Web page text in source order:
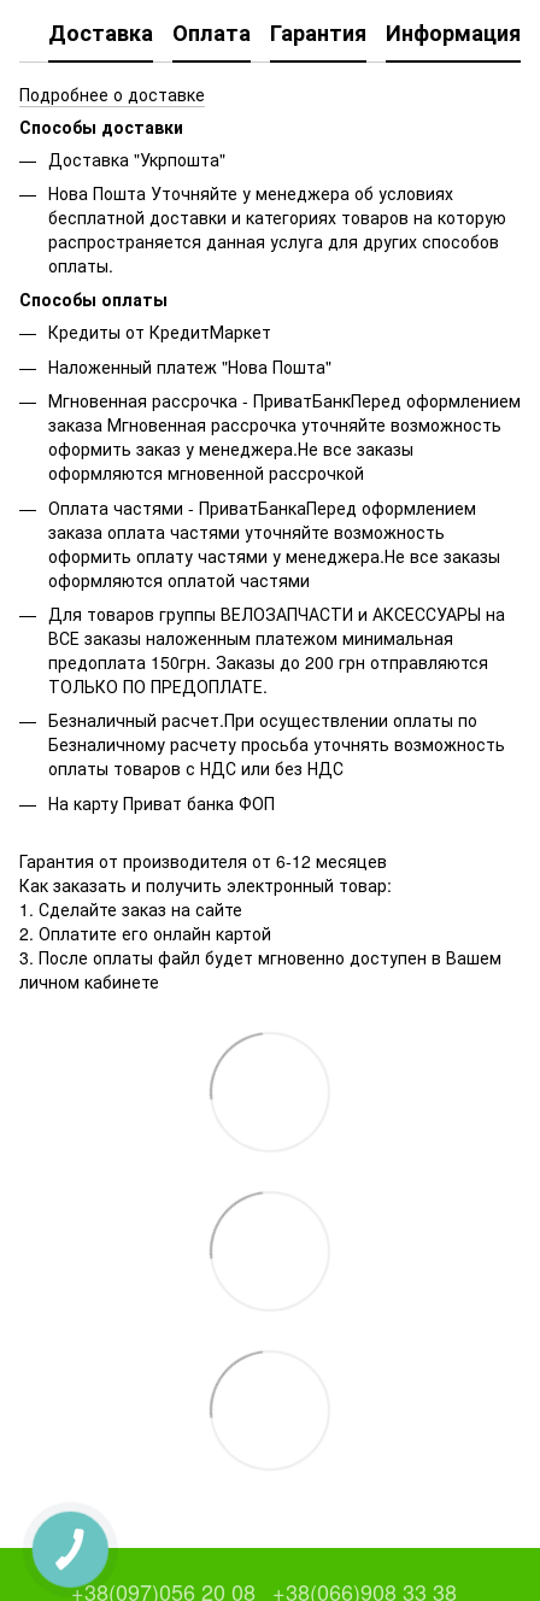
Доставка Оплата Гарантия Информация
Подробнее о доставке
Способы доставки
Доставка "Укрпошта"
Нова Пошта Уточняйте у менеджера об условиях
бесплатной доставки и категориях товаров на которую
распространяется данная услуга для других способов
оплаты.
Способы оплаты
Кредиты от КредитМаркет
Наложенный платеж "Нова Пошта"
Мгновенная рассрочка - ПриватБанкПеред оформлением
заказа Мгновенная рассрочка уточняйте возможность
оформить заказ у менеджера.Не все заказы
оформляются мгновенной рассрочкой
Оплата частями - ПриватБанкаПеред оформлением
заказа оплата частями уточняйте возможность
оформить оплату частями у менеджера.Не все заказы
оформляются оплатой частями
Для товаров группы ВЕЛОЗАПЧАСТИ и АКСЕССУАРЫ на
ВСЕ заказы наложенным платежом минимальная
предоплата 150грн. Заказы до 200 грн отправляются
ТОЛЬКО ПО ПРЕДОПЛАТЕ.
Безналичный расчет.При осуществлении оплаты по
Безналичному расчету просьба уточнять возможность
оплаты товаров с НДС или без НДС
На карту Приват банка ФОП
Гарантия от производителя от 6-12 месяцев
Как заказать и получить электронный товар:
1. Сделайте заказ на сайте
2. Оплатите его онлайн картой
3. После оплаты файл будет мгновенно доступен в Вашем
личном кабинете
+38(097)056 20 08 +38(066)908 33 38